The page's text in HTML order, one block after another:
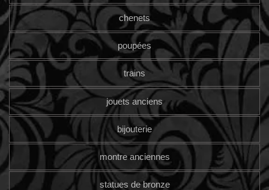
chenets
poupées
trains
jouets anciens
bijouterie
montre anciennes
statues de bronze